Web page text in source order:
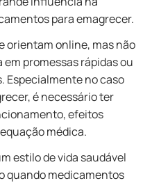
para emagrecer.
orientam online, mas não
promessas rápidas ou
Especialmente no caso
é necessário ter
efeitos
médica.
estilo de vida saudável
quando medicamentos